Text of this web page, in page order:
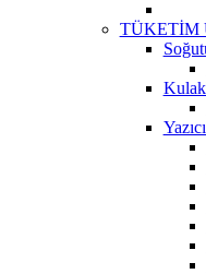
TÜKETİM